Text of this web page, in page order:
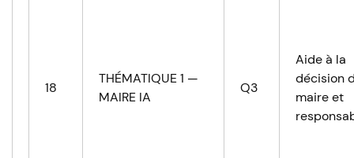
18
THÉMATIQUE 1 —
MAIRE IA
Q3
Aide à la
décision
maire et